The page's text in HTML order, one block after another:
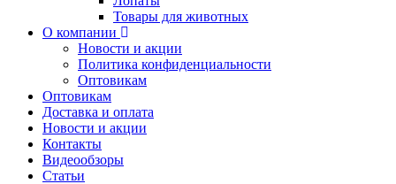
Товары для животных
О компании
Новости и акции
Политика конфиденциальности
Оптовикам
Оптовикам
Доставка и оплата
Новости и акции
Контакты
Видеообзоры
Статьи